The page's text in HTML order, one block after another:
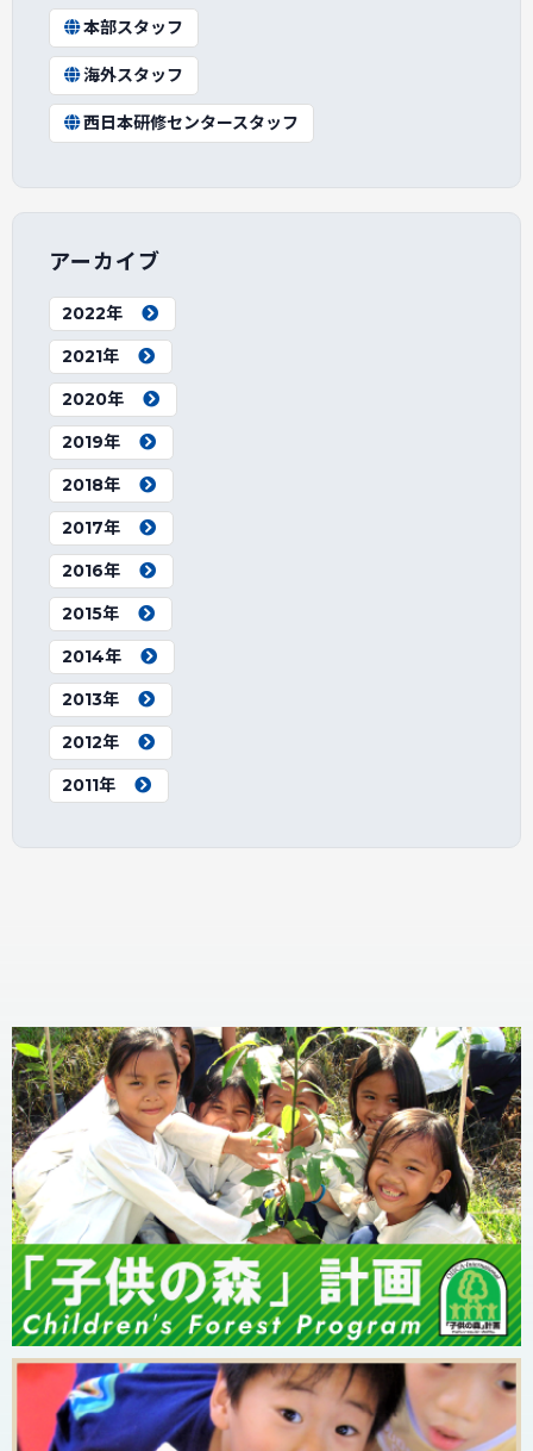
本部スタッフ
海外スタッフ
西日本研修センタースタッフ
アーカイブ
2022年
2021年
2020年
2019年
2018年
2017年
2016年
2015年
2014年
2013年
2012年
2011年